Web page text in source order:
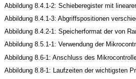
Abbildung 8.4.1-2: Schieberegister mit
Abbildung 8.4.1-3: Abgriffspositionen
Abbildung 8.4.2-1: Speicherformat der von
Abbildung 8.5.1-1: Verwendung der
Abbildung 8.6-1: Anschluss des
Abbildung 8.8-1: Laufzeiten der wichtigsten